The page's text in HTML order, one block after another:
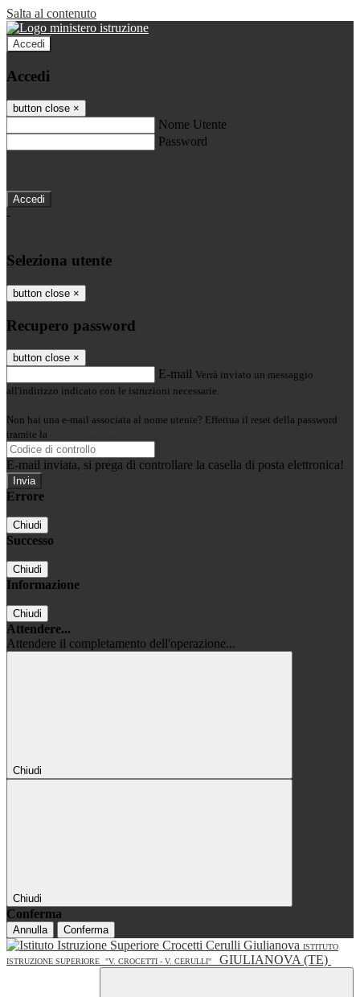
Salta al contenuto
Accedi
Accedi
button close ×
Nome Utente
Password
-
Seleziona utente
button close ×
Recupero password
button close ×
E-mail Verrà inviato un messaggio
all'indirizzo indicato con le istruzioni necessarie.
Non hai una e-mail associata al nome utente? Effettua il reset della password
tramite la
E-mail inviata, si prega di controllare la casella di posta elettronica!
Errore
Chiudi
Successo
Chiudi
Informazione
Chiudi
Attendere...
Attendere il completamento dell'operazione...
Chiudi
Chiudi
Conferma
Annulla Conferma
ISTITUTO
ISTRUZIONE SUPERIORE
"V. CROCETTI - V. CERULLI" GIULIANOVA (TE)